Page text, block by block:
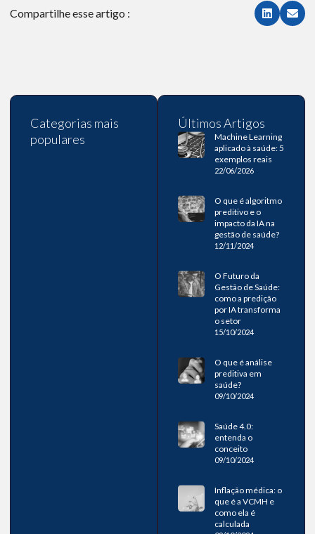
Compartilhe esse artigo :
Categorias mais
populares
Últimos Artigos
Machine Learning
aplicado à saúde: 5
exemplos reais
22/06/2026
O que é algoritmo
preditivo e o
impacto da IA na
gestão de saúde?
12/11/2024
O Futuro da
Gestão de Saúde:
como a predição
por IA transforma
o setor
15/10/2024
O que é análise
preditiva em
saúde?
09/10/2024
Saúde 4.0:
entenda o
conceito
09/10/2024
Inflação médica: o
que é a VCMH e
como ela é
calculada